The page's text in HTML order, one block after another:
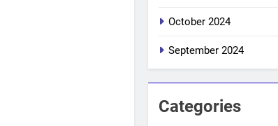
October 2024
September 2024
Categories